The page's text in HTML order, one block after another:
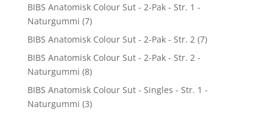
BIBS Anatomisk Colour Sut - 2-Pak - Str. 1 -
Naturgummi (7)
BIBS Anatomisk Colour Sut - 2-Pak - Str. 2 (7)
BIBS Anatomisk Colour Sut - 2-Pak - Str. 2 -
Naturgummi (8)
BIBS Anatomisk Colour Sut - Singles - Str. 1 -
Naturgummi (3)